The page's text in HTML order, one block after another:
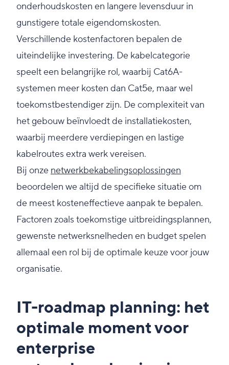
onderhoudskosten en langere levensduur in
gunstigere totale eigendomskosten.
Verschillende kostenfactoren bepalen de
uiteindelijke investering. De kabelcategorie
speelt een belangrijke rol, waarbij Cat6A-
systemen meer kosten dan Cat5e, maar wel
toekomstbestendiger zijn. De complexiteit van
het gebouw beïnvloedt de installatiekosten,
waarbij meerdere verdiepingen en lastige
kabelroutes extra werk vereisen.
Bij onze netwerkbekabelingsoplossingen
beoordelen we altijd de specifieke situatie om
de meest kosteneffectieve aanpak te bepalen.
Factoren zoals toekomstige uitbreidingsplannen,
gewenste netwerksnelheden en budget spelen
allemaal een rol bij de optimale keuze voor jouw
organisatie.
IT-roadmap planning: het
optimale moment voor
enterprise